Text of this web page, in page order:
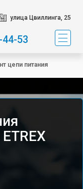
улица Цвиллинга, 25
53
цепи питания